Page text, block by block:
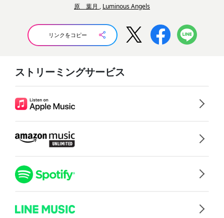
原 葉月 , Luminous Angels
リンクをコピー
ストリーミングサービス